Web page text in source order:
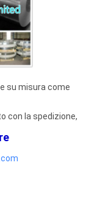
su misura come
con la spedizione,